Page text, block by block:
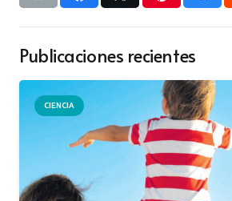
Publicaciones recientes
CIENCIA